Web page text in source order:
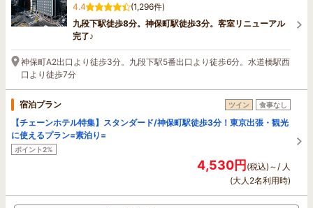
4.4
(1,296件)
九段下駅徒歩8分。神保町駅徒歩3分。客室リニューアル
完了♪
神保町A2出口より徒歩3分。九段下駅5番出口より徒歩6分。水道橋駅西
口より徒歩7分
宿泊プラン ツイン 食事なし
【チェーンホテル特集】スタンダード/神保町駅徒歩3分！東京出張・観光
に使えるプラン=素泊り=
ポイント2%
4,530円(税込)～/ 人
(大人2名利用時)